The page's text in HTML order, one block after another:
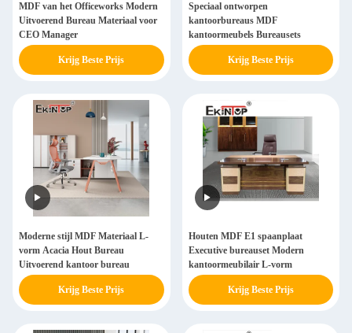
MDF van het Officeworks Modern
Uitvoerend Bureau Materiaal voor
CEO Manager
Krijg Beste Prijs
Speciaal ontworpen
kantoorbureaus MDF
kantoormeubels Bureausets
Krijg Beste Prijs
Moderne stijl MDF Materiaal L-
vorm Acacia Hout Bureau
Uitvoerend kantoor bureau
Krijg Beste Prijs
Houten MDF E1 spaanplaat
Executive bureauset Modern
kantoormeubilair L-vorm
Krijg Beste Prijs